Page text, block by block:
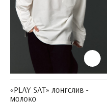
«PLAY SAT» лонгслив -
молоко